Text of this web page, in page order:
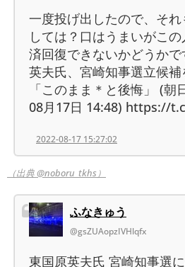
一度投げ出したので、そ
しては？口はうまいがこ
済回復できないかどうか
英夫氏、宮崎知事選立候
「このまま＊と後悔」 (朝
08月17日 14:48) https://
2022-08-17 15:27:02
（出典 @noboru_tkhs）
ふなきゅう
@gsZUAopzIVHlqfx
東国原英夫氏 宮崎知事選